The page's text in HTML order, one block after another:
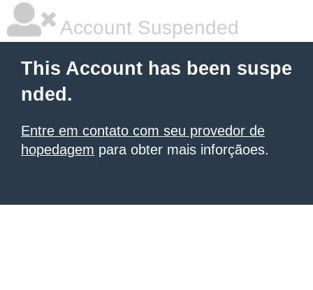
Account Suspended
This Account has been suspe
nded.
Entre em contato com seu provedor de
hopedagem para obter mais inforçãoes.